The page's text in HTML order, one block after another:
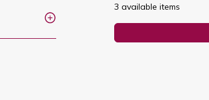
3 available items